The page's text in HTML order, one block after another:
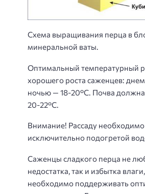
Схема выращивания перца в
минеральной ваты.
Оптимальный температурный
хорошего роста саженцев:
ночью — 18-20°С. Почва
20-22°С.
Внимание! Рассаду
исключительно подогретой
Саженцы сладкого перца не
недостатка, так и избытка
необходимо поддерживать